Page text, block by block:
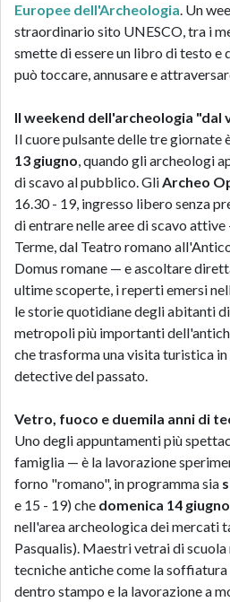
Europee dell'Archeologia. Un
straordinario sito UNESCO, tra i
smette di essere un libro di testo e
può toccare, annusare e
Il weekend dell'archeologia "dal
Il cuore pulsante delle tre giornate
13 giugno, quando gli archeologi
di scavo al pubblico. GliArcheo
16.30 - 19, ingresso libero senza
di entrare nelle aree di scavo
Terme, dal Teatro romano
Domus romane — e ascoltare
ultime scoperte, i reperti emersi
le storie quotidiane degli abitanti
metropoli più importanti
che trasforma una visita turistica in
detective del passato.
Vetro, fuoco e duemila anni di
Uno degli appuntamenti più
famiglia — è la lavorazione
forno "romano", in programma sia
e 15 - 19) che domenica 14 giugno
nell'area archeologica dei mercati
Pasqualis). Maestri vetrai di
tecniche antiche come la
dentro stampo e la lavorazione a